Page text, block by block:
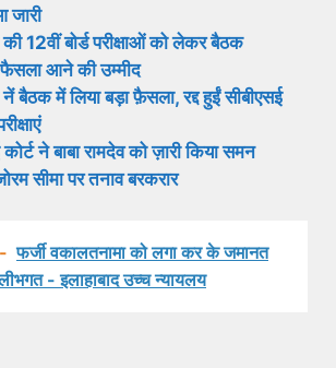
जारी
की 12वीं बोर्ड परीक्षाओं को लेकर बैठक
आने की उम्मीद
नें बैठक में लिया बड़ा फ़ैसला, रद्द हुईं सीबीएसई
कोर्ट ने बाबा रामदेव को ज़ारी किया समन
सीमा पर तनाव बरकरार
फर्जी वकालतनामा को लगा कर के जमानत
- इलाहाबाद उच्च न्यायलय